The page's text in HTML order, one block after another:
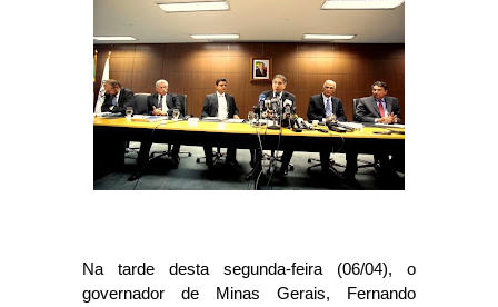
Na tarde desta segunda-feira (06/04), o
governador de Minas Gerais, Fernando